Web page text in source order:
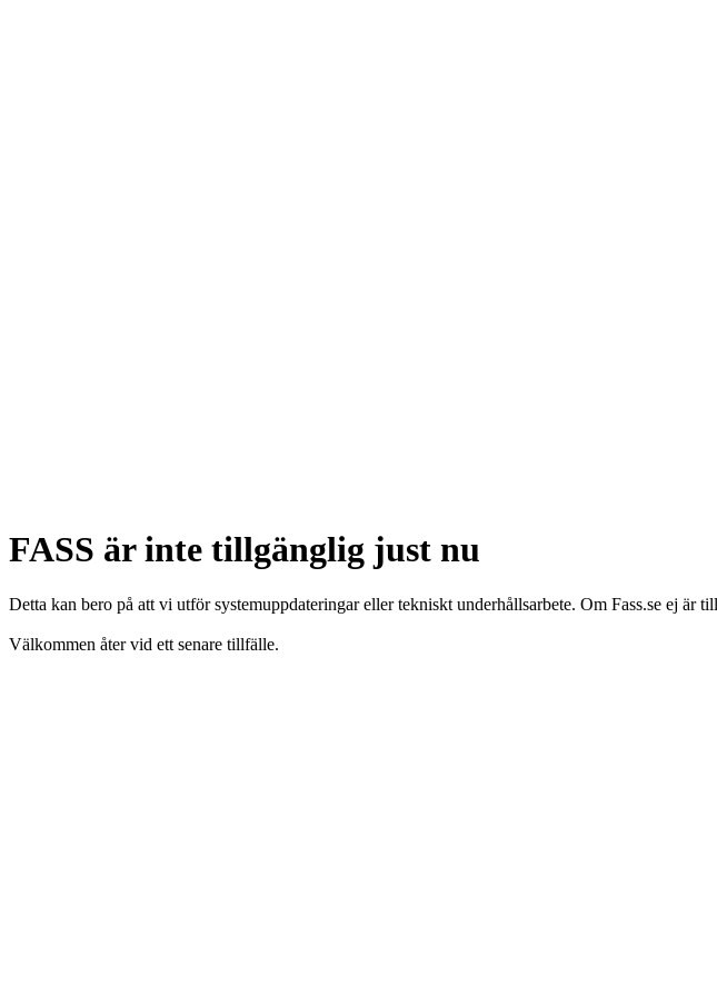
FASS är inte tillgänglig just nu
Detta kan bero på att vi utför systemuppdateringar eller tekniskt underhållsarbete. Om Fass.se ej är
Välkommen åter vid ett senare tillfälle.